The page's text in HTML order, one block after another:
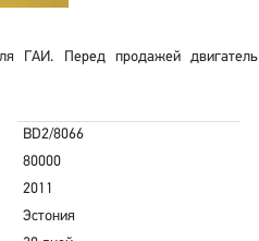
ГАИ. Перед продажей двигатель
BD2/8066
80000
2011
Эстония